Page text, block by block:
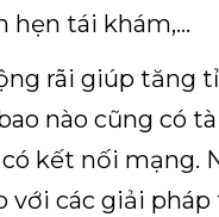
hẹn tái khám,…
rãi giúp tăng
nào cũng có
kết nối mạng.
với các giải